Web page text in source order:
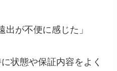
出が不便に感じた」
状態や保証内容をよく